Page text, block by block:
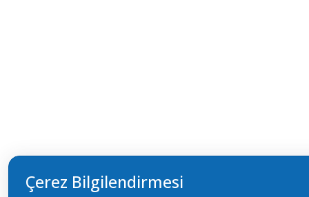
Çerez Bilgilendirmesi